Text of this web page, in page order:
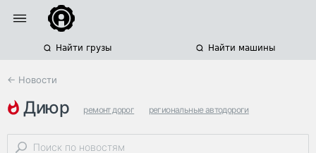
Найти грузы Найти машины
← Новости
диюр ремонт дорог региональные автодороги
планы на 2025 год